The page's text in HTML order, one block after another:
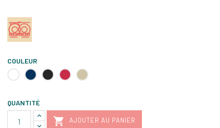
COULEUR
BlancEncre
Bleue
Noir
Rouge
framboise
Taupe
QUANTITÉ
 AJOUTER AU PANIER